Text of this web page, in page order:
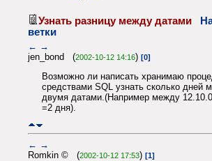
Узнать разницу между датами
ветки
← →
jen_bond (2002-10-12 14:16) [0]
Возможно ли написать хранимаю
средствами SQL узнать сколько дней
двумя датами.(Например между
=2 дня).
← →
Romkin © (2002-10-12 17:53) [1]